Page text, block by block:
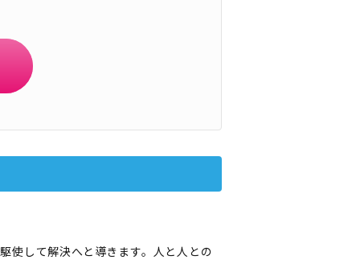
使して解決へと導きます。人と人との